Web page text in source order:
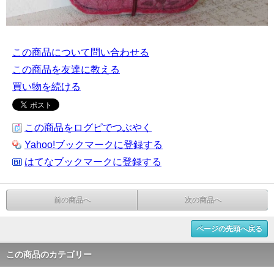
この商品について問い合わせる
この商品を友達に教える
買い物を続ける
この商品をログピでつぶやく
Yahoo!ブックマークに登録する
はてなブックマークに登録する
前の商品へ 次の商品へ
ページの先頭へ戻る
この商品のカテゴリー